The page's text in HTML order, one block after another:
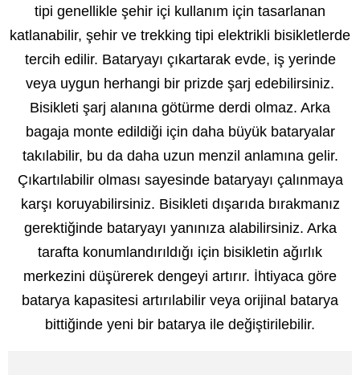
tipi genellikle şehir içi kullanım için tasarlanan
katlanabilir, şehir ve trekking tipi elektrikli bisikletlerde
tercih edilir. Bataryayı çıkartarak evde, iş yerinde
veya uygun herhangi bir prizde şarj edebilirsiniz.
Bisikleti şarj alanına götürme derdi olmaz. Arka
bagaja monte edildiği için daha büyük bataryalar
takılabilir, bu da daha uzun menzil anlamına gelir.
Çıkartılabilir olması sayesinde bataryayı çalınmaya
karşı koruyabilirsiniz. Bisikleti dışarıda bırakmanız
gerektiğinde bataryayı yanınıza alabilirsiniz. Arka
tarafta konumlandırıldığı için bisikletin ağırlık
merkezini düşürerek dengeyi artırır. İhtiyaca göre
batarya kapasitesi artırılabilir veya orijinal batarya
bittiğinde yeni bir batarya ile değiştirilebilir.